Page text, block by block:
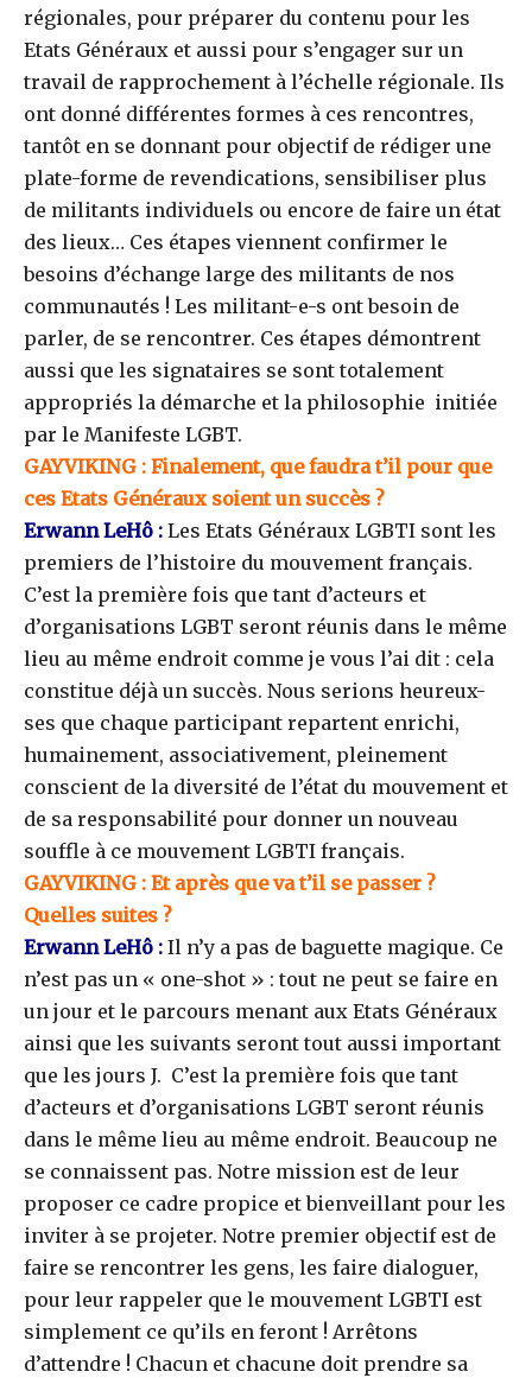
régionales, pour préparer du contenu pour les
Etats Généraux et aussi pour s’engager sur un
travail de rapprochement à l’échelle régionale. Ils
ont donné différentes formes à ces rencontres,
tantôt en se donnant pour objectif de rédiger une
plate-forme de revendications, sensibiliser plus
de militants individuels ou encore de faire un état
des lieux… Ces étapes viennent confirmer le
besoins d’échange large des militants de nos
communautés ! Les militant-e-s ont besoin de
parler, de se rencontrer. Ces étapes démontrent
aussi que les signataires se sont totalement
appropriés la démarche et la philosophie initiée
par le Manifeste LGBT.
GAYVIKING : Finalement, que faudra t’il pour que
ces Etats Généraux soient un succès ?
Erwann LeHô : Les Etats Généraux LGBTI sont les
premiers de l’histoire du mouvement français.
C’est la première fois que tant d’acteurs et
d’organisations LGBT seront réunis dans le même
lieu au même endroit comme je vous l’ai dit : cela
constitue déjà un succès. Nous serions heureux-
ses que chaque participant repartent enrichi,
humainement, associativement, pleinement
conscient de la diversité de l’état du mouvement et
de sa responsabilité pour donner un nouveau
souffle à ce mouvement LGBTI français.
GAYVIKING : Et après que va t’il se passer ?
Quelles suites ?
Erwann LeHô : Il n’y a pas de baguette magique. Ce
n’est pas un « one-shot » : tout ne peut se faire en
un jour et le parcours menant aux Etats Généraux
ainsi que les suivants seront tout aussi important
que les jours J. C’est la première fois que tant
d’acteurs et d’organisations LGBT seront réunis
dans le même lieu au même endroit. Beaucoup ne
se connaissent pas. Notre mission est de leur
proposer ce cadre propice et bienveillant pour les
inviter à se projeter. Notre premier objectif est de
faire se rencontrer les gens, les faire dialoguer,
pour leur rappeler que le mouvement LGBTI est
simplement ce qu’ils en feront ! Arrêtons
d’attendre ! Chacun et chacune doit prendre sa